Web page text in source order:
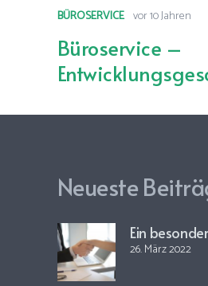
©
BÜROSERVICE vor 10 Jahren
Büroservice –
Neueste
Ein
26. März 2022